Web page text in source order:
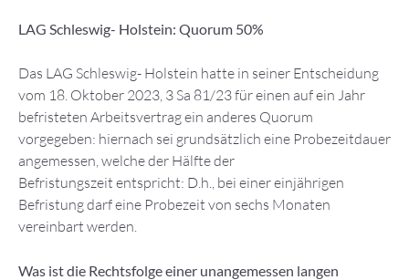
LAG Schleswig- Holstein: Quorum 50%
Das LAG Schleswig- Holstein hatte in seiner Entscheidung
vom 18. Oktober 2023, 3 Sa 81/23 für einen auf ein Jahr
befristeten Arbeitsvertrag ein anderes Quorum
vorgegeben: hiernach sei grundsätzlich eine Probezeitdauer
angemessen, welche der Hälfte der
Befristungszeit entspricht: D.h., bei einer einjährigen
Befristung darf eine Probezeit von sechs Monaten
vereinbart werden.
Was ist die Rechtsfolge einer unangemessen langen